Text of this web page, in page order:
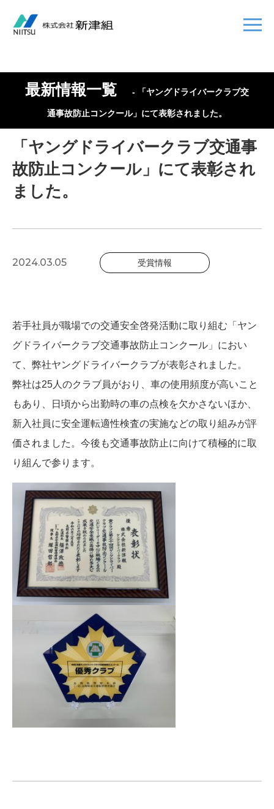
最新情報一覧 - 「ヤングドライバークラブ交
通事故防止コンクール」にて表彰されました。
「ヤングドライバークラブ交通事
故防止コンクール」にて表彰され
ました。
2024.03.05 受賞情報
若手社員が職場での交通安全啓発活動に取り組む「ヤン
グドライバークラブ交通事故防止コンクール」におい
て、弊社ヤングドライバークラブが表彰されました。
弊社は25人のクラブ員がおり、車の使用頻度が高いこと
もあり、日頃から出勤時の車の点検を欠かさないほか、
新入社員に安全運転適性検査の実施などの取り組みが評
価されました。今後も交通事故防止に向けて積極的に取
り組んで参ります。